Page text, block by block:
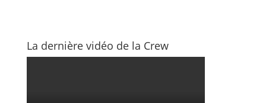
La dernière vidéo de la Crew